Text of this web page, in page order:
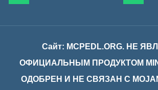
Сайт: MCPEDL.ORG. НЕ
ОФИЦИАЛЬНЫМ ПРОДУКТОМ
ОДОБРЕН И НЕ СВЯЗАН С